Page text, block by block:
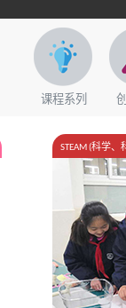
课程系列
STEAM (科学